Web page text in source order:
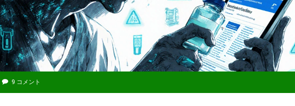
9 コメント